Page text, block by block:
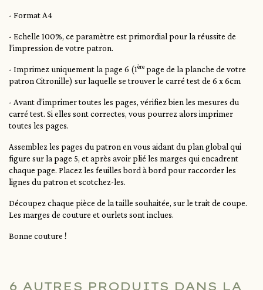
- Format A4
- Echelle 100%, ce paramètre est primordial pour la réussite de
l’impression de votre patron.
- Imprimez uniquement la page 6 (1ère page de la planche de votre
patron Citronille) sur laquelle se trouver le carré test de 6 x 6cm
- Avant d’imprimer toutes les pages, vérifiez bien les mesures du
carré test. Si elles sont correctes, vous pourrez alors imprimer
toutes les pages.
Assemblez les pages du patron en vous aidant du plan global qui
figure sur la page 5, et après avoir plié les marges qui encadrent
chaque page. Placez les feuilles bord à bord pour raccorder les
lignes du patron et scotchez-les.
Découpez chaque pièce de la taille souhaitée, sur le trait de coupe.
Les marges de couture et ourlets sont inclues.
Bonne couture !
6 AUTRES PRODUITS DANS LA